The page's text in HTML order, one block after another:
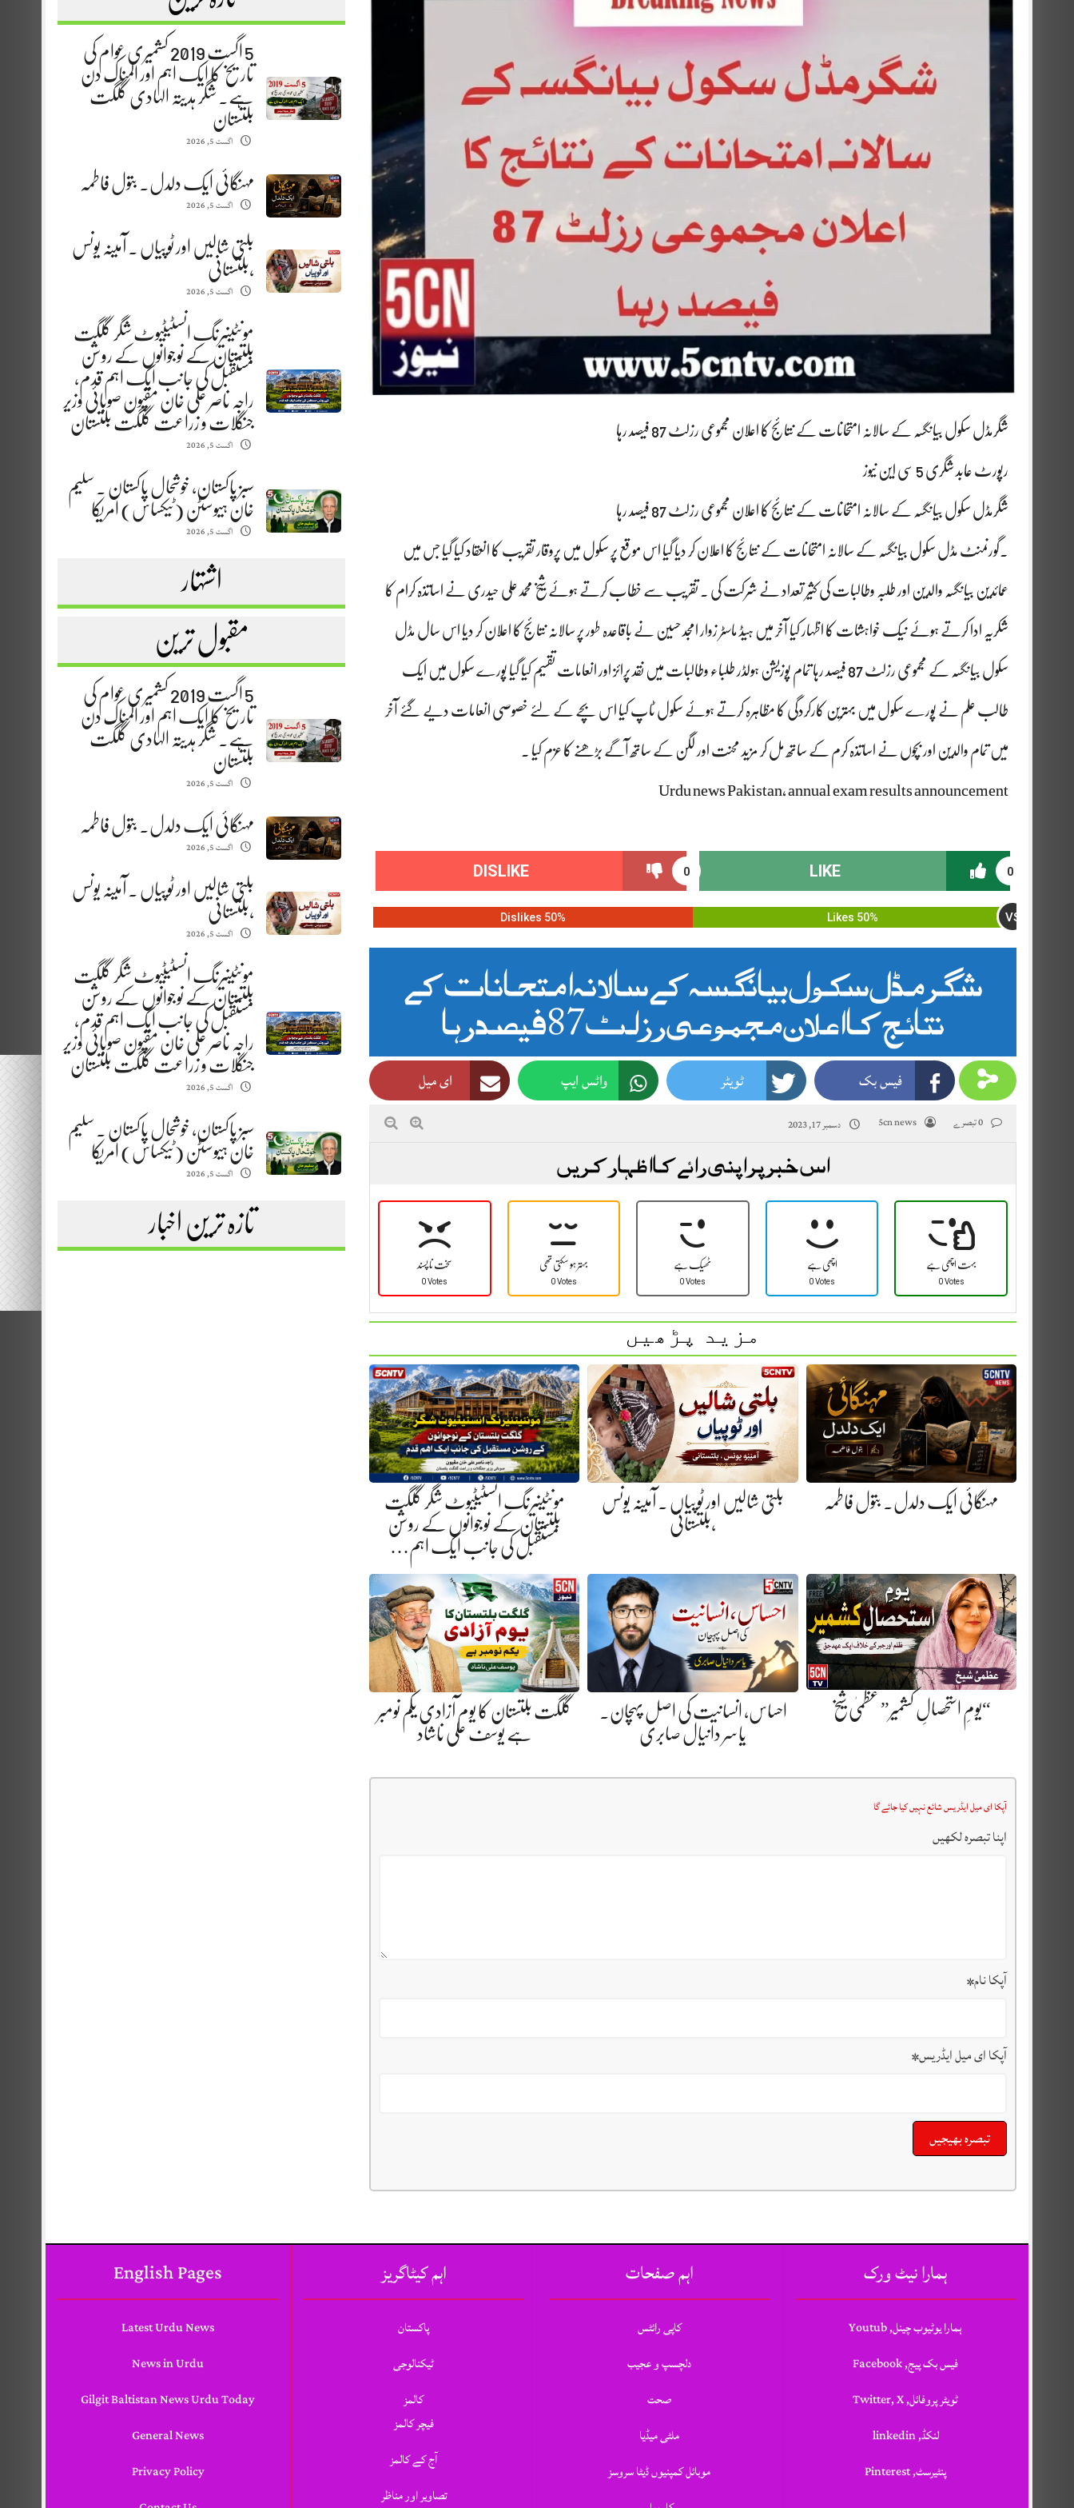
5 اگست 2019 کشمیری عوام کی
تاریخ کا ایک اہم اور المناک دن
ہے. شگر ہدیتہ الہادی گلگت
بلتستان
اگست 5, 2026
مہنگائی ایک دلدل. بتول فاطمہ
اگست 5, 2026
بلتی شالیں اور ٹوپیاں . آمینہ یونس
،بلتستانی
اگست 5, 2026
مونٹینیرنگ انسٹیٹیوٹ شگر گلگت
بلتستان کے نوجوانوں کے روشن
مستقبل کی جانب ایک اہم قدم،
راجہ ناصر علی خان مقپون صوبائی وزیر
جنگلات و زراعت گلگت بلتستان
اگست 5, 2026
سبز پاکستان، خوشحال پاکستان . سلیم
خان ہیوسٹن (ٹیکساس) امریکا
اگست 5, 2026
اشتہار
مقبول ترین
5 اگست 2019 کشمیری عوام کی
تاریخ کا ایک اہم اور المناک دن
ہے. شگر ہدیتہ الہادی گلگت
بلتستان
اگست 5, 2026
مہنگائی ایک دلدل. بتول فاطمہ
اگست 5, 2026
بلتی شالیں اور ٹوپیاں . آمینہ یونس
،بلتستانی
اگست 5, 2026
مونٹینیرنگ انسٹیٹیوٹ شگر گلگت
بلتستان کے نوجوانوں کے روشن
مستقبل کی جانب ایک اہم قدم،
راجہ ناصر علی خان مقپون صوبائی وزیر
جنگلات و زراعت گلگت بلتستان
اگست 5, 2026
سبز پاکستان، خوشحال پاکستان . سلیم
خان ہیوسٹن (ٹیکساس) امریکا
اگست 5, 2026
تازہ ترین اخبار
شگرمڈل سکول بیانگسہ کے سالانہ امتحانات کے نتائج کا اعلان مجموعی رزلٹ 87 فیصد رہا
رپورٹ عابد شگری 5 سی این نیوز
شگرمڈل سکول بیانگسہ کے سالانہ امتحانات کے نتائج کا اعلان مجموعی رزلٹ 87 فیصد رہا
۔گورنمنٹ مڈل سکول بیانگسہ کے سالانہ امتحانات کے نتائج کا اعلان کر دیا گیا اس موقع پر سکول میں پروقار تقریب کا انعقاد کیا گیا جس میں
عمائدین بیانگسہ والدین اور طلبہ وطالبات کی کثیر تعداد نے شرکت کی ۔ تقریب سے خطاب کرتے ہوئے شیخ محمدعلی حیدری نے اساتذہ کرام کا
شکریہ ادا کرتے ہوئے نیک خواہشات کا اظہار کیا آخر میں ہیڈ ماسٹر زوار امجد حسین نے باقاعدہ طور پر سالانہ نتائج کا اعلان کر دیا اس سال مڈل
سکول بیانگسہ کے مجموعی رزلٹ 87 فیصد رہا تمام پوزیشن ہولڈر طلباء وطالبات میں نقد پرائز اور انعامات تقسیم کیا گیا پورے سکول میں ایک
طالب علم نے پورے سکول میں بہترین کارکردگی کا مظاہرہ کرتے ہوئے سکول ٹاپ کیا اس بچے کے لئے خصوصی انعامات دیے گئے آخر
میں تمام والدین اور بچوں نے اساتذہ کرم کے ساتھ مل کر مزید محنت اور لگن کے ساتھ آگے بڑھنے کا عزم کیا ۔
Urdu news Pakistan, annual exam results announcement
0
LIKE
0
DISLIKE
50% Likes VS
50% Dislikes
شگرمڈل سکول بیانگسہ کے سالانہ امتحانات کے
نتائج کا اعلان مجموعی رزلٹ 87 فیصد رہا
فیس بک ٹویٹر واٹس ایپ ای میل
5cn news دسمبر 17, 2023
اس خبر پر اپنی رائے کا اظہار کریں
سخت نا پسند
0 Votes
بہتر ہو سکتی تھی
0 Votes
ٹھیک ہے
0 Votes
اچھی ہے
0 Votes
بہت اچھی ہے
0 Votes
مزید پڑھیں
مہنگائی ایک دلدل. بتول فاطمہ
بلتی شالیں اور ٹوپیاں . آمینہ یونس
،بلتستانی
مونٹینیرنگ انسٹیٹیوٹ شگر گلگت
بلتستان کے نوجوانوں کے روشن
مستقبل کی جانب ایک اہم…
“یومِ استحصالِ کشمیر” عظمیٰ شیخ
احساس، انسانیت کی اصل پہچان.
یاسر دانیال صابری
گلگت بلتستان کا یوم آزادی یکم نومبر
ہے یوسف علی ناشاد
آپکا ای میل ایڈریس شائع نہیں کیا جائے گا
اپنا تبصرہ لکھیں
آپکا نام*
آپکا ای میل ایڈریس*
English Pages
Latest Urdu News
News in Urdu
Gilgit Baltistan News Urdu Today
General News
Privacy Policy
اہم کیٹاگریز
پاکستان
ٹیکنالوجی
کالمز
فیچر کالمز
آج کے کالمز
تصاویر اور مناظر
اہم صفحات
کاپی رائٹس
دلچسپ و عجیب
صحت
ملٹی میڈیا
موبائل کمپنیوں ڈیٹا سروسز
ہمارا نیٹ ورک
ہمارا یوٹیوب چینل, Youtub
فیس بک پیج, Facebook
ٹویٹر پروفائل, Twitter, X
لنکڈ, linkedin
پنٹیرسٹ, Pinterest